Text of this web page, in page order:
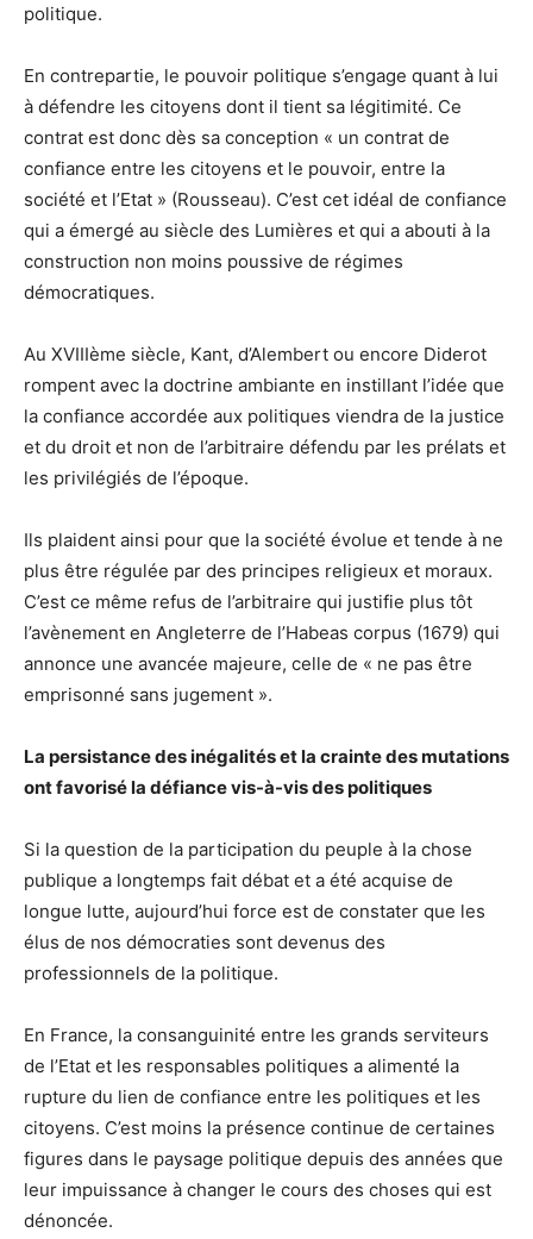
politique.
En contrepartie, le pouvoir politique s’engage quant à lui
à défendre les citoyens dont il tient sa légitimité. Ce
contrat est donc dès sa conception « un contrat de
confiance entre les citoyens et le pouvoir, entre la
société et l’Etat » (Rousseau). C’est cet idéal de confiance
qui a émergé au siècle des Lumières et qui a abouti à la
construction non moins poussive de régimes
démocratiques.
Au XVIIIème siècle, Kant, d’Alembert ou encore Diderot
rompent avec la doctrine ambiante en instillant l’idée que
la confiance accordée aux politiques viendra de la justice
et du droit et non de l’arbitraire défendu par les prélats et
les privilégiés de l’époque.
Ils plaident ainsi pour que la société évolue et tende à ne
plus être régulée par des principes religieux et moraux.
C’est ce même refus de l’arbitraire qui justifie plus tôt
l’avènement en Angleterre de l’Habeas corpus (1679) qui
annonce une avancée majeure, celle de « ne pas être
emprisonné sans jugement ».
La persistance des inégalités et la crainte des mutations
ont favorisé la défiance vis-à-vis des politiques
Si la question de la participation du peuple à la chose
publique a longtemps fait débat et a été acquise de
longue lutte, aujourd’hui force est de constater que les
élus de nos démocraties sont devenus des
professionnels de la politique.
En France, la consanguinité entre les grands serviteurs
de l’Etat et les responsables politiques a alimenté la
rupture du lien de confiance entre les politiques et les
citoyens. C’est moins la présence continue de certaines
figures dans le paysage politique depuis des années que
leur impuissance à changer le cours des choses qui est
dénoncée.